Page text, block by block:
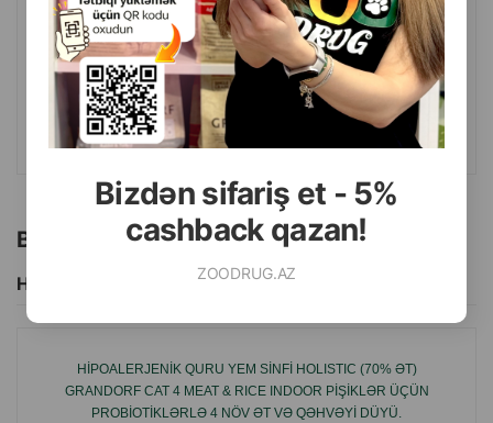
Bizdən sifariş et - 5%
cashback qazan!
ZOODRUG.AZ
Çəki Qiymət
Almaq
Кq (çəki ilə)
4.60
15 kg 66.00
ALMAQ
Bu brendin başqa məhsulları
Hamısını Gör
HIPOALERJENIK QURU YEM SINFI HOLISTIC (70% ƏT)
GRANDORF CAT 4 MEAT & RICE INDOOR PIŞIKLƏR ÜÇÜN
PROBIOTIKLƏRLƏ 4 NÖV ƏT VƏ QƏHVƏYI DÜYÜ.